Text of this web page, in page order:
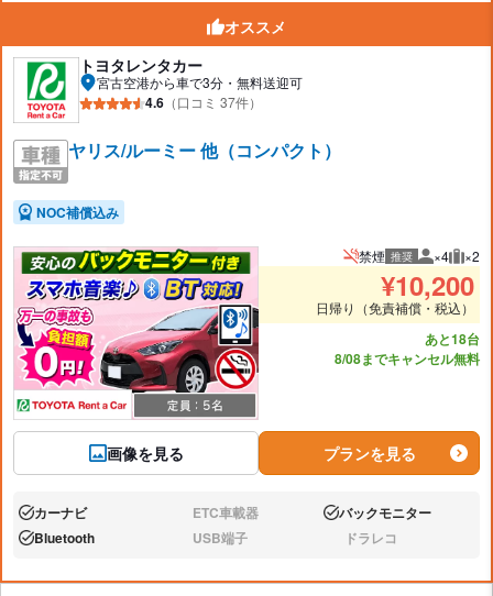
オススメ
トヨタレンタカー
宮古空港から車で3分・無料送迎可
4.6 （口コミ 37件）
ヤリス/ルーミー 他（コンパクト）
NOC補償込み
画像を見る
禁煙 推奨 推奨人数
×4 推奨
×2
¥10,200
日帰り（免責補償・税込）
あと18台
8/08までキャンセル無料
プランを見る
あり:カーナビ なし:ETC車載器 あり:バックモニター
あり:Bluetooth なし:USB端子 なし:ドラレコ